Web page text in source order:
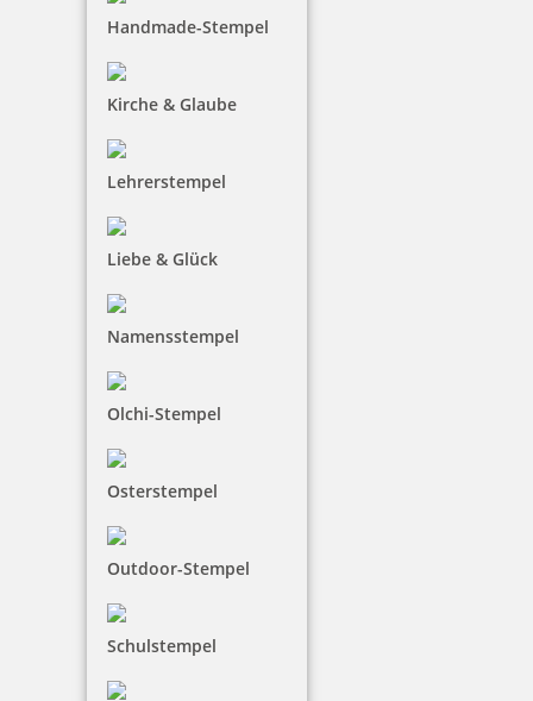
Handmade-Stempel
Kirche & Glaube
Lehrerstempel
Liebe & Glück
Namensstempel
Olchi-Stempel
Osterstempel
Outdoor-Stempel
Schulstempel
Osterstempel 10 Holz Motiv Ostergrüße
Jetzt gestalten
Osterstempel 09 Holz Motiv Hasenpost
Jetzt gestalten